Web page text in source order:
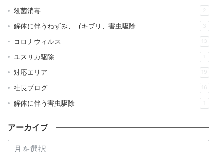
殺菌消毒 2
解体に伴うねずみ、ゴキブリ、害虫駆除 3
コロナウィルス 13
ユスリカ駆除
対応エリア 19
社長ブログ 16
解体に伴う害虫駆除
アーカイブ